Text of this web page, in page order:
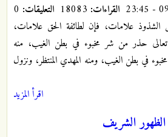
القراءات: التعليقات:
الشذوذ علامات، فإن لطائفة الحق علامات،
تعالى حذر من شر مخبوء في بطن الغيب، منه
في بطن الغيب، ومنه المهدي المنتظر، ونزول
اقرأ المزيد
الشريف